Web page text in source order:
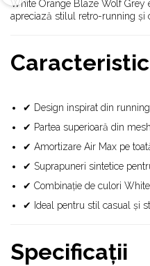
Kobe
Kyrie
Mac
OFF-White
Pantofi Sport
Sabrina
SB
Shox
Supreme
Travis Scott
VaporMax
White Orange Blaze Wolf Grey
apreciază stilul retro-running și
✔ Design inspirat din
✔ Partea superioară din
✔ Amortizare Air Max pe
✔ Suprapuneri sintetice
✔ Combinație de culori
✔ Ideal pentru stil casual și
Specificații